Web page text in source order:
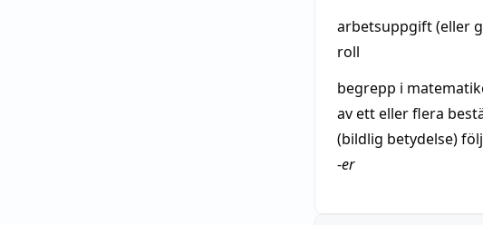
arbetsuppgift(eller
roll
begrepp i
av ett eller flera
(bildlig betydelse)
-er